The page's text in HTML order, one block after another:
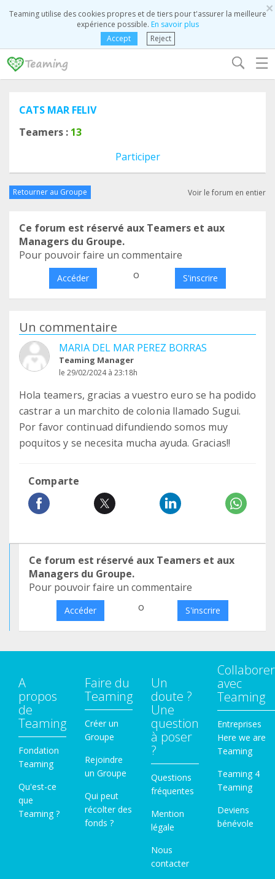
×
Teaming utilise des cookies propres et de tiers pour t'assurer la meilleure
expérience possible. En savoir plus
Accept
Reject
☰
CATS MAR FELIV
Teamers : 13
Participer
Retourner au Groupe Voir le forum en entier
Ce forum est réservé aux Teamers et aux
Managers du Groupe.
Pour pouvoir faire un commentaire
Accéder o S'inscrire
Un commentaire
MARIA DEL MAR PEREZ BORRAS
Teaming Manager
le 29/02/2024 à 23:18h
Hola teamers, gracias a vuestro euro se ha podido
castrar a un marchito de colonia llamado Sugui.
Por favor continuad difundiendo somos muy
poquitos y se necesita mucha ayuda. Gracias!!
Comparte
Ce forum est réservé aux Teamers et aux
Managers du Groupe.
Pour pouvoir faire un commentaire
Accéder o S'inscrire
A
propos
de
Teaming
Fondation
Teaming
Qu'est-ce
que
Teaming ?
Faire du
Teaming
Créer un
Groupe
Rejoindre
un Groupe
Qui peut
récolter des
fonds ?
Un
doute ?
Une
question
à poser
?
Questions
fréquentes
Mention
légale
Nous
contacter
Collaborer
avec
Teaming
Entreprises
Here we are
Teaming
Teaming 4
Teaming
Deviens
bénévole